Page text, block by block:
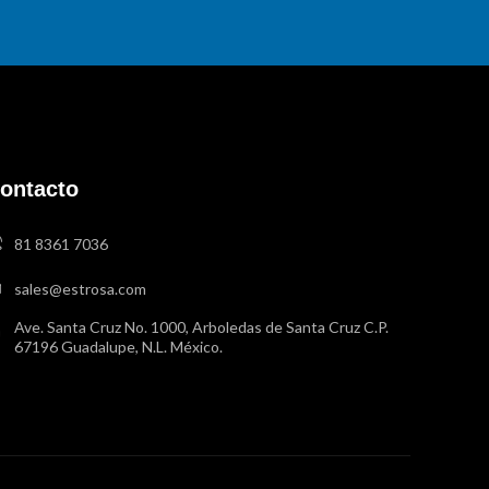
81 8361 7036
sales@estrosa.com
Ave. Santa Cruz No. 1000, Arboledas de Santa Cruz C.P.
67196 Guadalupe, N.L. México.